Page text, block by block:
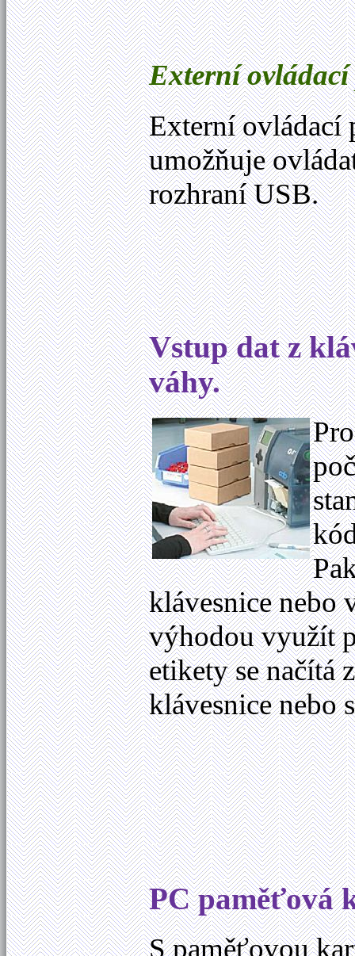
Externí
Externí ovládací
umožňuje
rozhraní USB.
Vstup dat z
váhy.
klávesnice nebo
výhodou využít
etikety se načítá
klávesnice nebo
PC paměťová
S paměťovou